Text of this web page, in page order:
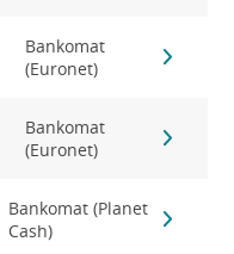
Bankomat
(Euronet)
Bankomat
(Euronet)
Bankomat (Planet
Cash)